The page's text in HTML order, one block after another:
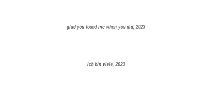
glad you found me when you did, 2023
ich bin viele, 2023